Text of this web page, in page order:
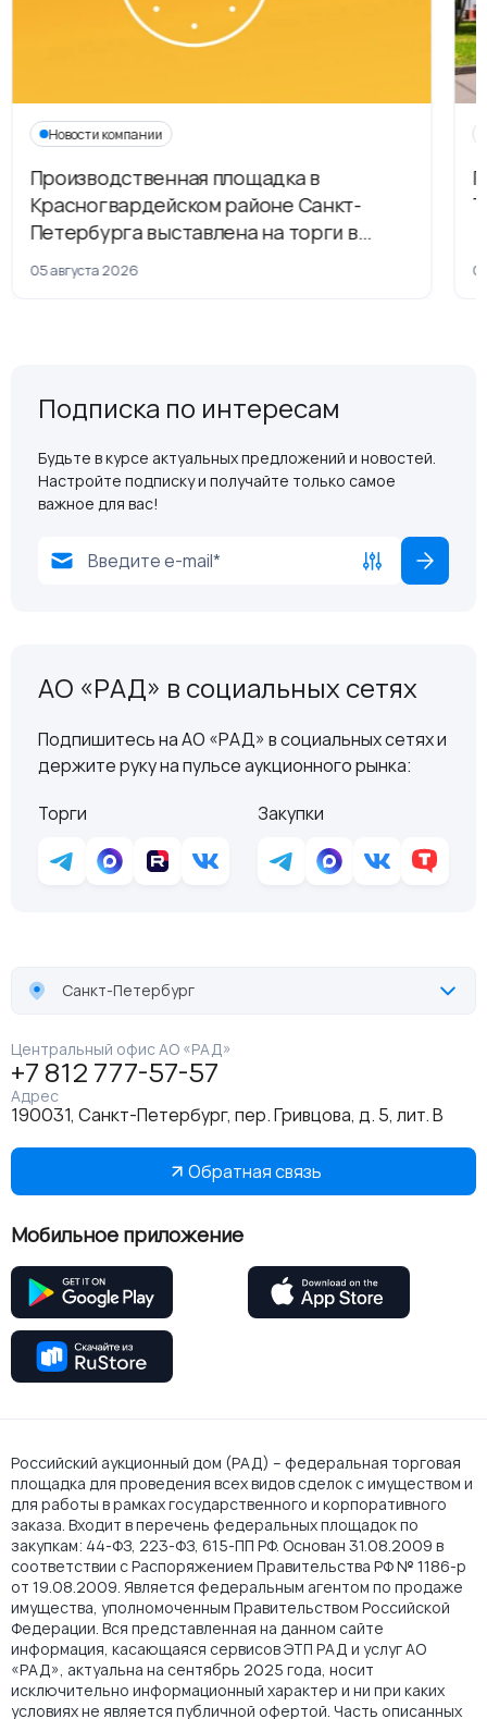
Новости компании
Производственная площадка в
Красногвардейском районе Санкт-
Петербурга выставлена на торги в
рамках приватизации
05 августа 2026
Подписка по интересам
Будьте в курсе актуальных предложений и новостей.
Настройте подписку и получайте только самое
важное для вас!
АО «РАД» в социальных сетях
Подпишитесь на АО «РАД» в социальных сетях и
держите руку на пульсе аукционного рынка:
Торги
Закупки
Санкт-Петербург
Центральный офис АО «РАД»
+7 812 777-57-57
Адрес
190031, Санкт-Петербург, пер. Гривцова, д. 5, лит. В
Обратная связь
Мобильное приложение
Российский аукционный дом (РАД) – федеральная торговая
площадка для проведения всех видов сделок с имуществом и
для работы в рамках государственного и корпоративного
заказа. Входит в перечень федеральных площадок по
закупкам: 44-ФЗ, 223-ФЗ, 615-ПП РФ. Основан 31.08.2009 в
соответствии с Распоряжением Правительства РФ № 1186-р
от 19.08.2009. Является федеральным агентом по продаже
имущества, уполномоченным Правительством Российской
Федерации. Вся представленная на данном сайте
информация, касающаяся сервисов ЭТП РАД и услуг АО
«РАД», актуальна на сентябрь 2025 года, носит
исключительно информационный характер и ни при каких
условиях не является публичной офертой. Часть описанных